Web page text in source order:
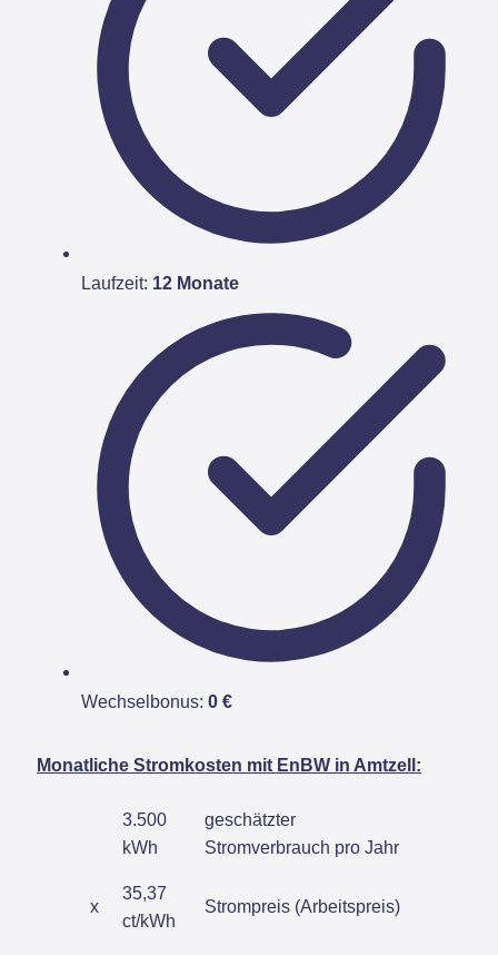
Laufzeit: 12 Monate
Wechselbonus: 0 €
Monatliche Stromkosten mit EnBW in Amtzell:
3.500
kWh
geschätzter
Stromverbrauch pro Jahr
x
35,37
ct/kWh
Strompreis (Arbeitspreis)